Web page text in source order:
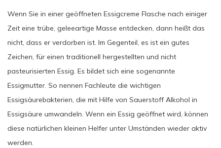
Wenn Sie in einer geöffneten Essigcreme Flasche nach einiger
Zeit eine trübe, geleeartige Masse entdecken, dann heißt das
nicht, dass er verdorben ist. Im Gegenteil, es ist ein gutes
Zeichen, für einen traditionell hergestellten und nicht
pasteurisierten Essig. Es bildet sich eine sogenannte
Essigmutter. So nennen Fachleute die wichtigen
Essigsäurebakterien, die mit Hilfe von Sauerstoff Alkohol in
Essigsäure umwandeln. Wenn ein Essig geöffnet wird, können
diese natürlichen kleinen Helfer unter Umständen wieder aktiv
werden.